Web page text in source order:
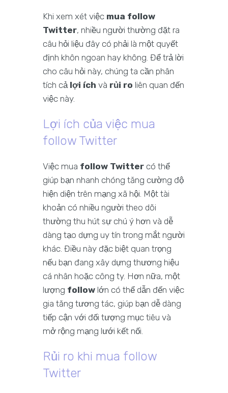
Khi xem xét việc mua follow
Twitter, nhiều người thường đặt ra
câu hỏi liệu đây có phải là một quyết
định khôn ngoan hay không. Để trả lời
cho câu hỏi này, chúng ta cần phân
tích cả lợi ích và rủi ro liên quan đến
việc này.
Lợi ích của việc mua
follow Twitter
Việc mua follow Twitter có thể
giúp bạn nhanh chóng tăng cường độ
hiện diện trên mạng xã hội. Một tài
khoản có nhiều người theo dõi
thường thu hút sự chú ý hơn và dễ
dàng tạo dựng uy tín trong mắt người
khác. Điều này đặc biệt quan trọng
nếu bạn đang xây dựng thương hiệu
cá nhân hoặc công ty. Hơn nữa, một
lượng follow lớn có thể dẫn đến việc
gia tăng tương tác, giúp bạn dễ dàng
tiếp cận với đối tượng mục tiêu và
mở rộng mạng lưới kết nối.
Rủi ro khi mua follow
Twitter